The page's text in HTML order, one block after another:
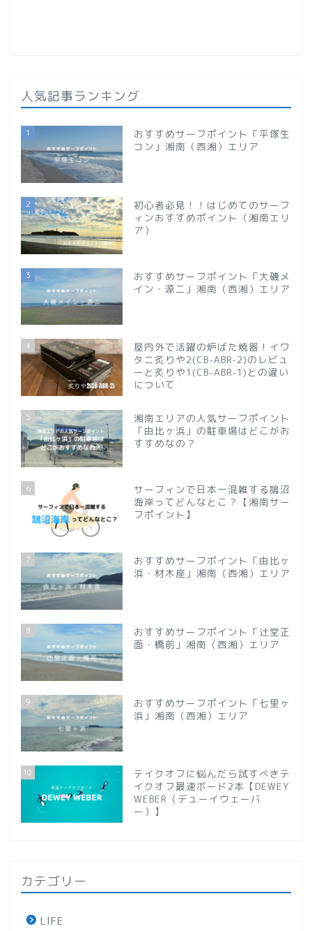
人気記事ランキング
1
おすすめサーフポイント「平塚生
コン」湘南（西湘）エリア
2
初心者必見！！はじめてのサーフ
ィンおすすめポイント（湘南エリ
ア）
3
おすすめサーフポイント「大磯メ
イン・源二」湘南（西湘）エリア
4
屋内外で活躍の炉ばた焼器！イワ
タニ炙りや2(CB-ABR-2)のレビュ
ーと炙りや1(CB-ABR-1)との違い
について
5
湘南エリアの人気サーフポイント
「由比ヶ浜」の駐車場はどこがお
すすめなの？
6
サーフィンで日本一混雑する鵠沼
海岸ってどんなとこ？【湘南サー
フポイント】
7
おすすめサーフポイント「由比ヶ
浜・材木座」湘南（西湘）エリア
8
おすすめサーフポイント「辻堂正
面・橋前」湘南（西湘）エリア
9
おすすめサーフポイント「七里ヶ
浜」湘南（西湘）エリア
10
テイクオフに悩んだら試すべきテ
イクオフ最速ボード2本【DEWEY
WEBER（デューイウェーバ
ー）】
カテゴリー
LIFE